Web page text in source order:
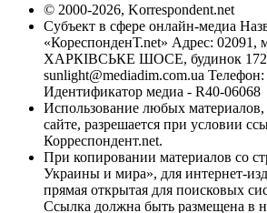
© 2000-2026, Korrespondent.net
Субъект в сфере онлайн-медиа
«КореспонденТ.net» Адрес: 02091,
ХАРКІВСЬКЕ ШОСЕ, будинок 172-
sunlight@mediadim.com.ua Телефон:
Идентификатор медиа - R40-06068
Использование любых
сайте, разрешается при условии
Корреспондент.net.
При копировании материалов со
Украины и мира», для интернет-
прямая открытая для поисковых
Ссылка должна быть размещена в